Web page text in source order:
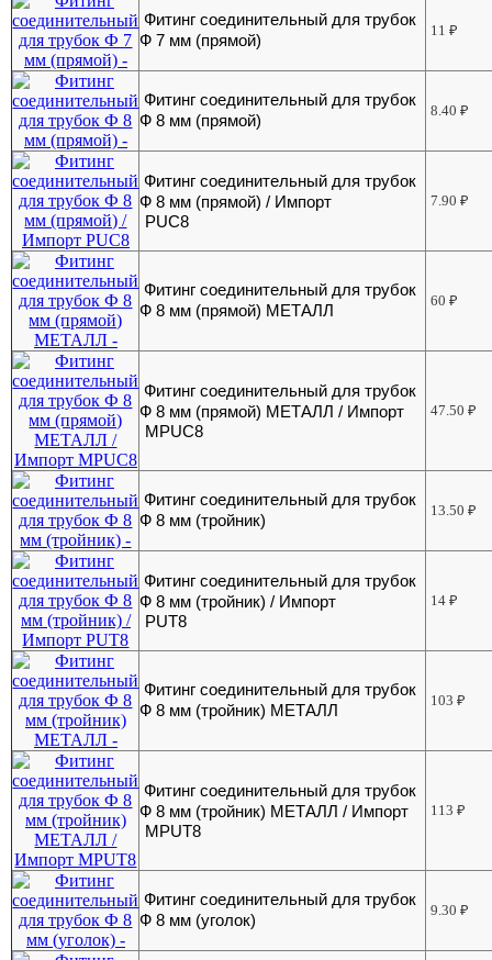
Фитинг соединительный для трубок
Ф 7 мм (прямой)
11₽
Фитинг соединительный для трубок
Ф 8 мм (прямой)
8.40₽
Фитинг соединительный для трубок
Ф 8 мм (прямой) / Импорт
PUC8
7.90₽
Фитинг соединительный для трубок
Ф 8 мм (прямой) МЕТАЛЛ
60₽
Фитинг соединительный для трубок
Ф 8 мм (прямой) МЕТАЛЛ / Импорт
MPUC8
47.50₽
Фитинг соединительный для трубок
Ф 8 мм (тройник)
13.50₽
Фитинг соединительный для трубок
Ф 8 мм (тройник) / Импорт
PUT8
14₽
Фитинг соединительный для трубок
Ф 8 мм (тройник) МЕТАЛЛ
103₽
Фитинг соединительный для трубок
Ф 8 мм (тройник) МЕТАЛЛ / Импорт
MPUT8
113₽
Фитинг соединительный для трубок
Ф 8 мм (уголок)
9.30₽